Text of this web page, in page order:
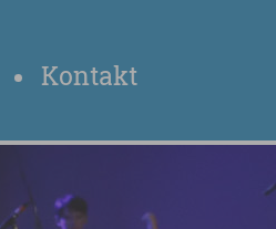
Kontakt